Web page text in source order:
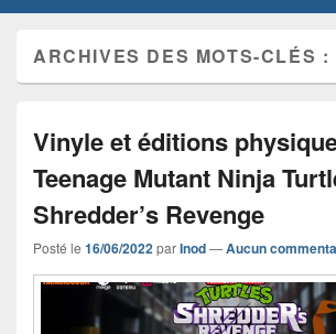
ARCHIVES DES MOTS-CLÉS :
Vinyle et éditions
Teenage Mutant Ninja
Shredder’s Revenge
Posté le 16/06/2022parInod—Aucun